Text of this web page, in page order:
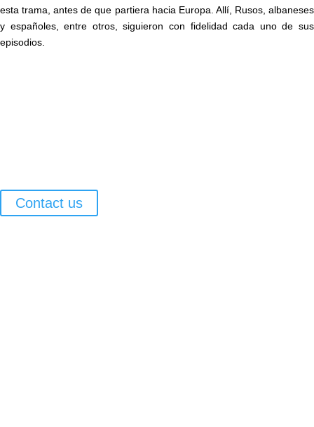
esta trama, antes de que partiera hacia Europa. Allí, Rusos, albaneses
y españoles, entre otros, siguieron con fidelidad cada uno de sus
episodios.
Contact us